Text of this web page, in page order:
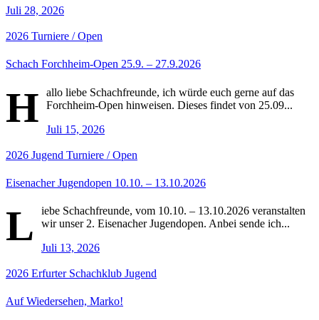
Juli 28, 2026
2026 Turniere / Open
Schach Forchheim-Open 25.9. – 27.9.2026
H
allo liebe Schachfreunde, ich würde euch gerne auf das
Forchheim-Open hinweisen. Dieses findet von 25.09...
Juli 15, 2026
2026 Jugend Turniere / Open
Eisenacher Jugendopen 10.10. – 13.10.2026
L
iebe Schachfreunde, vom 10.10. – 13.10.2026 veranstalten
wir unser 2. Eisenacher Jugendopen. Anbei sende ich...
Juli 13, 2026
2026 Erfurter Schachklub Jugend
Auf Wiedersehen, Marko!